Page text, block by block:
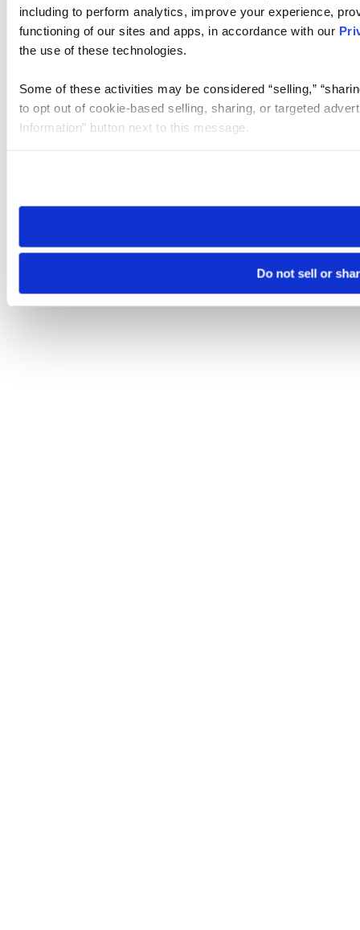
including to perform analytics, improve your experience,
functioning of our sites and apps, in accordance with our
the use of these technologies.
Some of these activities may be considered “selling,”
to opt out of cookie-based selling, sharing, or targeted
Information” button next to this message.
need to be set again.
Do not sell or